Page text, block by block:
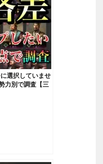
選択していませ
力別で調査【三